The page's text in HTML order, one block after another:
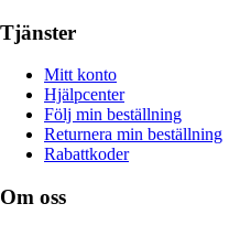
Tjänster
Mitt konto
Hjälpcenter
Följ min beställning
Returnera min beställning
Rabattkoder
Om oss